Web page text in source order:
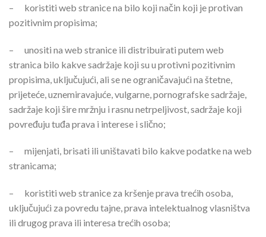
– koristiti web stranice na bilo koji način koji je protivan
pozitivnim propisima;
– unositi na web stranice ili distribuirati putem web
stranica bilo kakve sadržaje koji su u protivni pozitivnim
propisima, uključujući, ali se ne ograničavajući na štetne,
prijeteće, uznemiravajuće, vulgarne, pornografske sadržaje,
sadržaje koji šire mržnju i rasnu netrpeljivost, sadržaje koji
povređuju tuđa prava i interese i slično;
– mijenjati, brisati ili uništavati bilo kakve podatke na web
stranicama;
– koristiti web stranice za kršenje prava trećih osoba,
uključujući za povredu tajne, prava intelektualnog vlasništva
ili drugog prava ili interesa trećih osoba;